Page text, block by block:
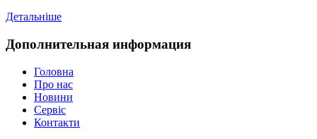
Детальніше
Дополнительная информация
Головна
Про нас
Новини
Сервіс
Контакти